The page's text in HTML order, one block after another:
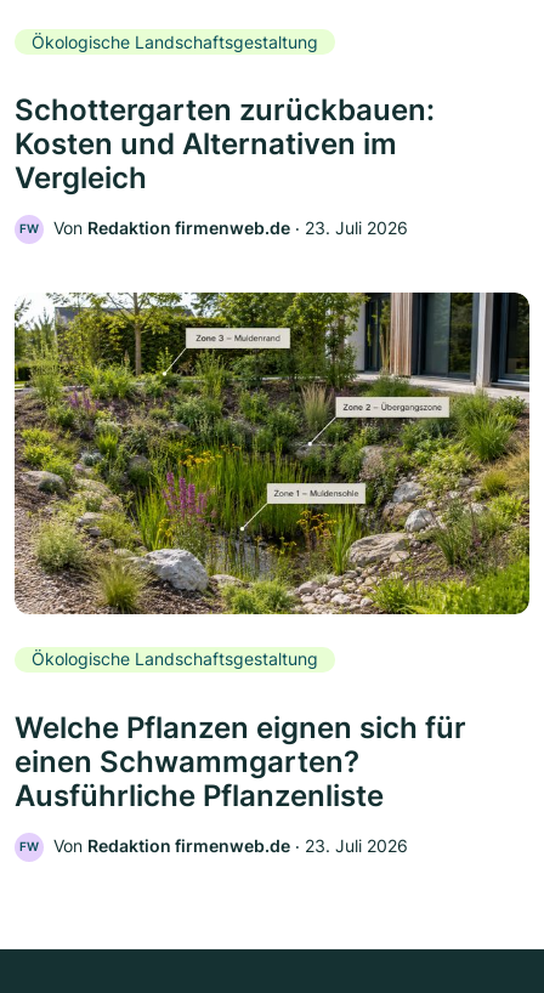
Ökologische Landschaftsgestaltung
Schottergarten zurückbauen:
Kosten und Alternativen im
Vergleich
FW Von Redaktion firmenweb.de ‧ 23. Juli 2026
Ökologische Landschaftsgestaltung
Welche Pflanzen eignen sich für
einen Schwammgarten?
Ausführliche Pflanzenliste
FW Von Redaktion firmenweb.de ‧ 23. Juli 2026